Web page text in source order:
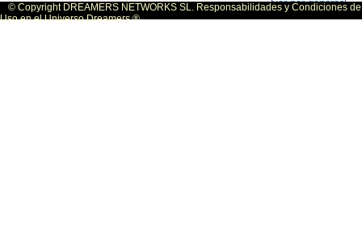
© Copyright DREAMERS NETWORKS SL. Responsabilidades y Condiciones de
Uso en el Universo Dreamers ®